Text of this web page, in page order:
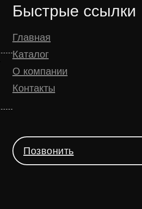
Быстрые ссылки
Главная
Каталог
О компании
Контакты
Позвонить